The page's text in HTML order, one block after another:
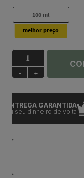
100 ml
- +
GARANTIDA
seu dinheiro de volta